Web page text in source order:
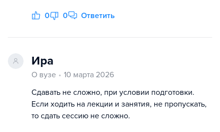
0 0 Ответить
Ира
О вузе
10 марта 2026
Сдавать не сложно, при условии подготовки.
Если ходить на лекции и занятия, не пропускать,
то сдать сессию не сложно.